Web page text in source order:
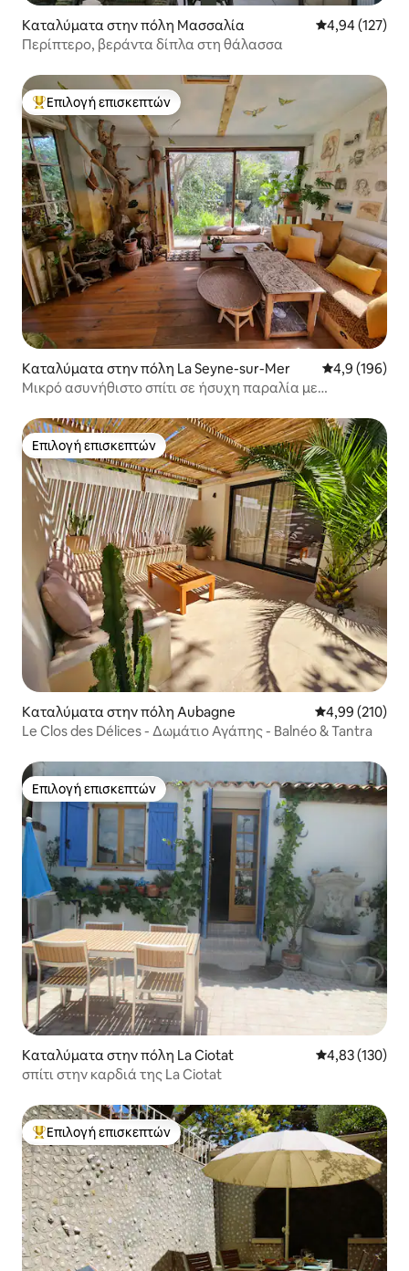
Καταλύματα στην πόλη Μασσαλία Μέση
4,94 (127)
Περίπτερο, βεράντα δίπλα στη θάλασσα
Κορυφαία επιλογή επισκεπτών
Επιλογή επισκεπτών
Καταλύματα στην πόλη La Seyne-sur-Mer Μέση
4,9 (196)
Μικρό ασυνήθιστο σπίτι σε ήσυχη παραλία με
Επιλογή επισκεπτών
Επιλογή επισκεπτών
Καταλύματα στην πόλη Aubagne Μέση
4,99 (210)
Le Clos des Délices - Δωμάτιο Αγάπης - Balnéo & Tantra
Επιλογή επισκεπτών
Επιλογή επισκεπτών
Καταλύματα στην πόλη La Ciotat Μέση
4,83 (130)
σπίτι στην καρδιά της La Ciotat
Κορυφαία επιλογή επισκεπτών
Επιλογή επισκεπτών